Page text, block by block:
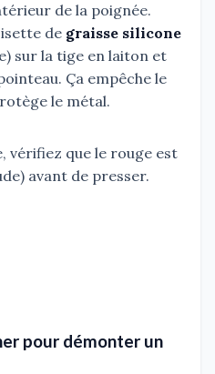
de la poignée.
de graisse silicone
sur la tige en laiton et
Ça empêche le
le métal.
vérifiez que le rouge est
avant de presser.
pour démonter un